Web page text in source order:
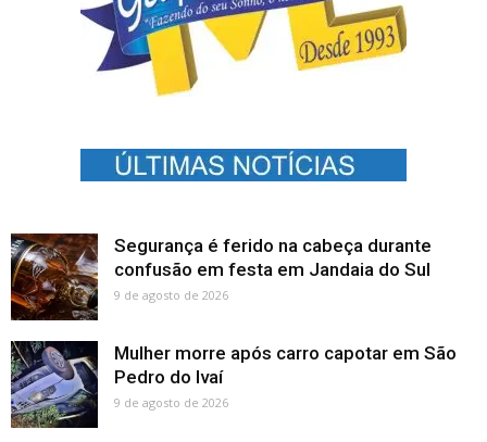
Segurança é ferido na cabeça durante
confusão em festa em Jandaia do Sul
9 de agosto de 2026
Mulher morre após carro capotar em São
Pedro do Ivaí
9 de agosto de 2026